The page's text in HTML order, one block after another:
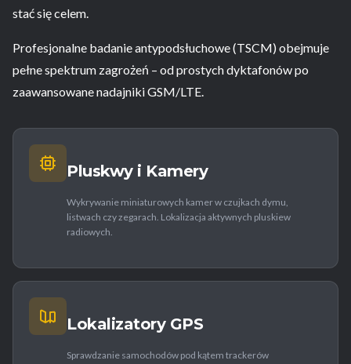
stać się celem.
Profesjonalne badanie antypodsłuchowe (TSCM) obejmuje
pełne spektrum zagrożeń – od prostych dyktafonów po
zaawansowane nadajniki GSM/LTE.
Pluskwy i Kamery
Wykrywanie miniaturowych kamer w czujkach dymu,
listwach czy zegarach. Lokalizacja aktywnych pluskiew
radiowych.
Lokalizatory GPS
Sprawdzanie samochodów pod kątem trackerów